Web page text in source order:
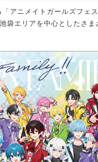
アニメイトガールズフェ
袋エリアを中心としたさま